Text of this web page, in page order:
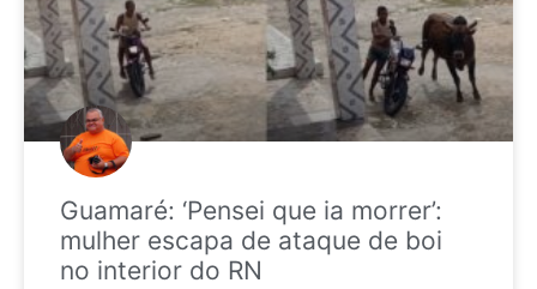
Guamaré: ‘Pensei que ia morrer’:
mulher escapa de ataque de boi
no interior do RN